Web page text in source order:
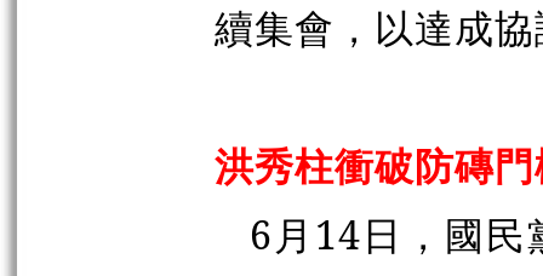
續集會，以達成
洪秀柱衝破防磚
6月14日，國民